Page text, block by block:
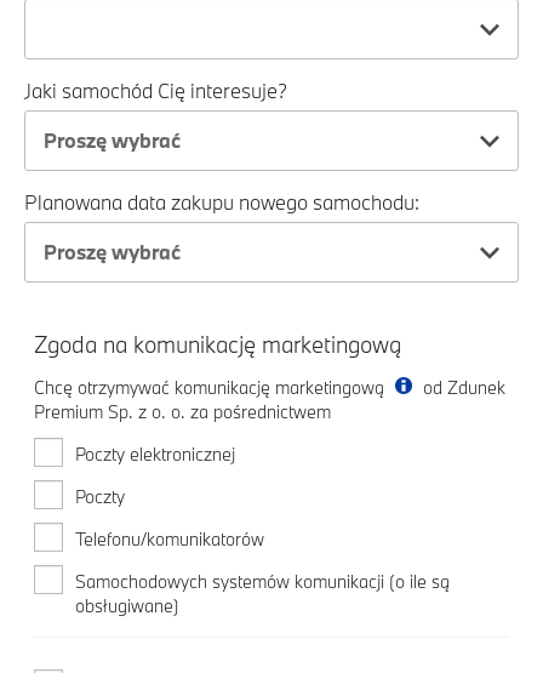
Jaki samochód Cię interesuje?
Proszę wybrać
Planowana data zakupu nowego samochodu:
Proszę wybrać
Zgoda na komunikację marketingową
Chcę otrzymywać komunikację marketingową
od Zdunek
Premium Sp. z o. o. za pośrednictwem
Poczty elektronicznej
Poczty
Telefonu/komunikatorów
Samochodowych systemów komunikacji (o ile są
obsługiwane)